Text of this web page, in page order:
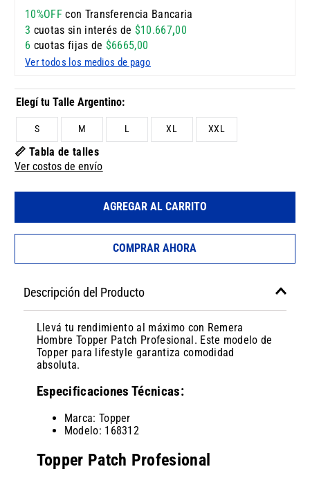
10%OFFcon Transferencia Bancaria
3 cuotas sin interés de $10.667,00
6 cuotas fijas de $6665,00
Ver todos los medios de pago
S M L XL XXL
📏 Tabla de talles
Ver costos de envío
AGREGAR AL CARRITO
COMPRAR AHORA
Descripción del Producto
Llevá tu rendimiento al máximo con Remera
Hombre Topper Patch Profesional. Este modelo de
Topper para lifestyle garantiza comodidad
absoluta.
Especificaciones Técnicas:
Marca: Topper
Modelo: 168312
Topper Patch Profesional